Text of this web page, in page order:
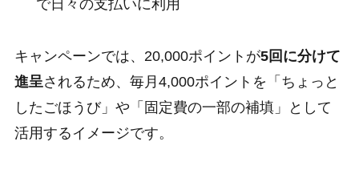
で日々の支払いに利用
キャンペーンでは、20,000ポイントが5回に分けて
進呈されるため、毎月4,000ポイントを「ちょっと
したごほうび」や「固定費の一部の補填」として
活用するイメージです。